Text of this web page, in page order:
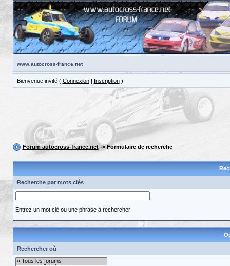
www.autocross-france.net
Bienvenue invité ( Connexion| Inscription)
Forum autocross-france.net-> Formulaire de recherche
Recherche par mots clés
Entrez un mot clé ou une phrase à rechercher
Rechercher où